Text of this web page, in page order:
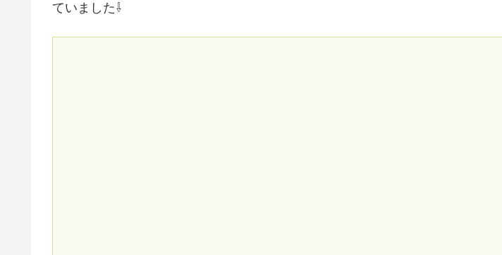
ていました⇩